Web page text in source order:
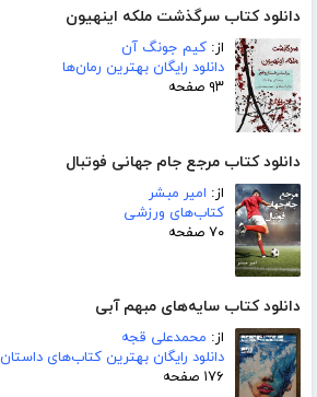
دانلود کتاب سرگذشت ملکه اینهیون
از: کیم جونگ آن
دانلود رایگان بهترین رمان‌ها
۹۳ صفحه
دانلود کتاب مرجع جام جهانی فوتبال
از: امیر مبشر
کتاب‌های ورزشی
۷۰ صفحه
دانلود کتاب سایه‌های مبهم آبی
از: محمدعلی قجه
دانلود رایگان بهترین کتاب‌های داستان
۱۷۶ صفحه